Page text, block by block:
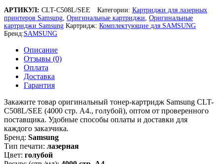
CLT-
C508L/SEE
для
Samsung
CLP-
620/
670/
CLX-
6220/
голубой,
4000
страниц
АРТИКУЛ: CLT-C508L/SEE Категории: Картриджи для лазерных
принтеров Samsung Оригинальные картриджи Оригинальные
картриджи Samsung Картридж: Комплектующие для SAMSUNG
Бренд:SAMSUNG
Описание
Отзывы (0)
Оплата
Доставка
Гарантия
Закажите товар оригинальный тонер-картридж Samsung CLT-
C508L/SEE (4000 стр. А4., голубой), оптом от проверенного
поставщика. Удобные способы оплаты и доставки для
каждого заказчика.
Бренд: Samsung
Тип печати: лазерная
Цвет: голубой